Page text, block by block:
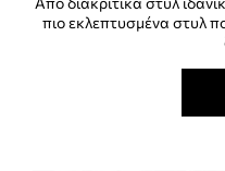
πιο εκλεπτυσμένα στυλ